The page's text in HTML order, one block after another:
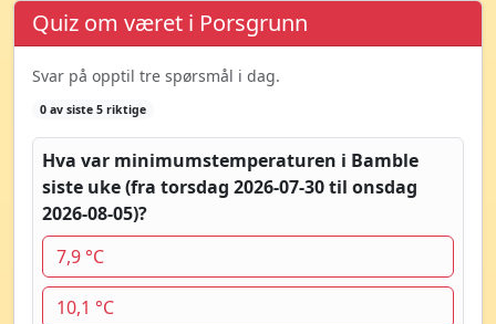
Quiz om været i Porsgrunn
Svar på opptil tre spørsmål i dag.
0 av siste 5 riktige
Hva var minimumstemperaturen i Bamble
siste uke (fra torsdag 2026-07-30 til onsdag
2026-08-05)?
7,9 °C
10,1 °C